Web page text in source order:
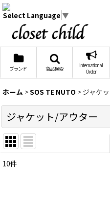
Select Language ▼
ブランド 商品検索
International
Order
ホーム >SOS TE NUTO > ジャケ
ジャケット/アウター
10件